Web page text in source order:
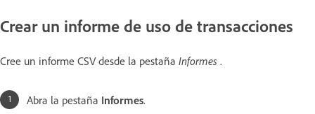
Crear un informe de uso de transacciones
Cree un informe CSV desde la pestaña Informes .
Abra la pestaña Informes.